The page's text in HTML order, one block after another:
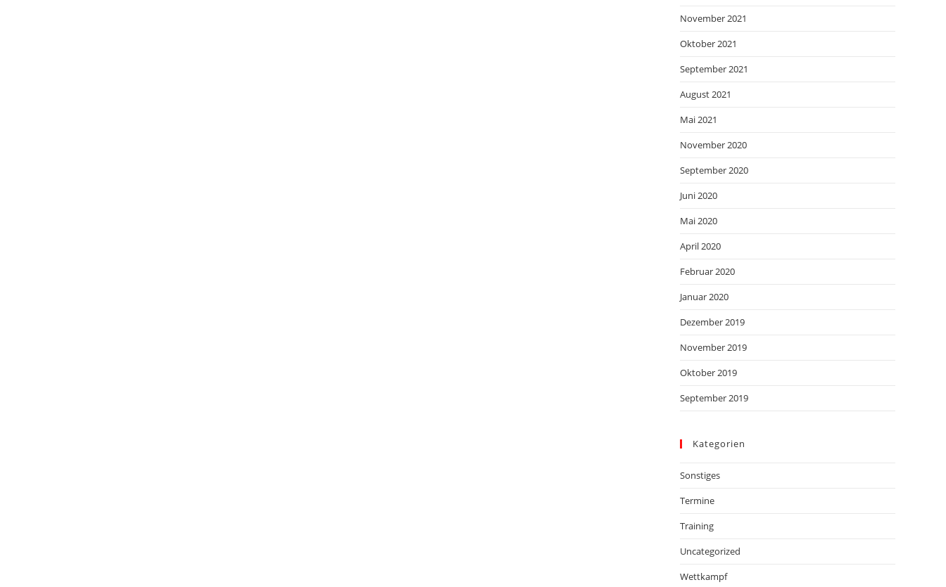
November 2021
Oktober 2021
September 2021
August 2021
Mai 2021
November 2020
September 2020
Juni 2020
Mai 2020
April 2020
Februar 2020
Januar 2020
Dezember 2019
November 2019
Oktober 2019
September 2019
Kategorien
Sonstiges
Termine
Training
Uncategorized
Wettkampf